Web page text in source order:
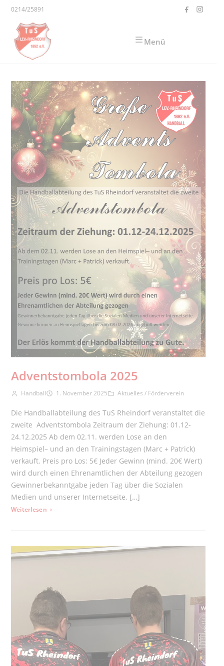
Zum Inhalt springen
0214/25891
Menü
Adventstombola 2025
Beitrags-Autor:
HandballBeitrag veröffentlicht:
1. November 2025Beitrags-Kategorie:
Aktuelles / Förderverein
Die Handballabteilung des TuS Rheindorf veranstaltet die
zweite Adventstombola Zeitraum der Ziehung: 01.12-
24.12.2025 Ab dem 02.11. werden Lose an den
Heimspiel– und an den Trainingstagen (Marc + Patrick)
verkauft. Preis pro Los: 5€ Jeder Gewinn (mind. 20€ Wert)
wird durch einen Ehrenamtlichen der Abteilung gezogen
Gewinnerbekanntgabe jeden Tag über die Sozialen
Medien und unserer Internetseite. […]
Weiterlesen: Adventstombola 2025